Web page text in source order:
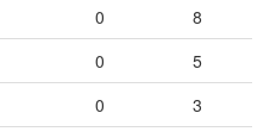
0
8
0
5
0
3